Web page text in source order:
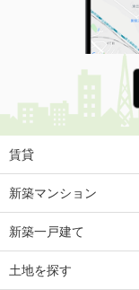
賃貸
新築マンション
新築一戸建て
土地を探す